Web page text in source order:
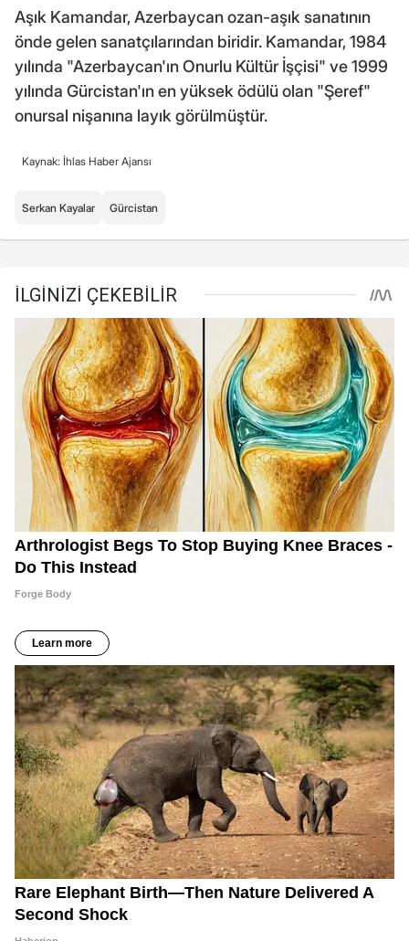
Aşık Kamandar, Azerbaycan ozan-aşık sanatının
önde gelen sanatçılarından biridir. Kamandar, 1984
yılında "Azerbaycan'ın Onurlu Kültür İşçisi" ve 1999
yılında Gürcistan'ın en yüksek ödülü olan "Şeref"
onursal nişanına layık görülmüştür.
Kaynak: İhlas Haber Ajansı
Serkan Kayalar Gürcistan